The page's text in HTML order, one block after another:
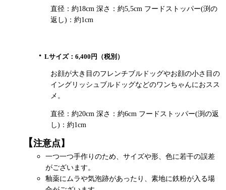
直径：約18cm 深さ：約5,5cm フードストッパー(渕の
返し)：約1cm
・ Lサイズ：6,400円（税別）
お顔が大き目のフレンチブルドッグやお顔の小さ目の
イングリッシュブルドッグなどのワンちゃんにおスス
メ。
直径：約20cm 深さ：約6cm フードストッパー(渕の返
し)：約1cm
【注意点】
一つ一つ手作りのため、サイズや形、色に若干の誤差
がございます。
釉薬にムラや気泡跡があったり、素地に鉄粉が入る場